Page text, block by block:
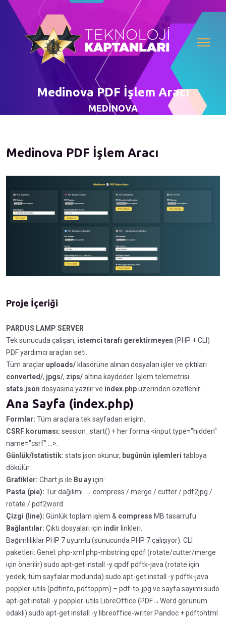
Medinova PDF İşlem Aracı
MEDİNOVA
Medinova PDF İşlem Aracı
Proje İçeriği
PARDUS LAMP SERVER
Tek sunucuda çalışan, istemci tarafı gerektirmeyen (PHP + CLI)
PDF yardımcı araçları seti.
Tüm araçlar uploads/ klasörüne alınan dosyaları işler ve çıktıları
converted/, jpgs/, zips/altına kaydeder. İşlem telemetrisi
stats.json dosyasına yazılır ve index.phpüzerinden özetlenir.
Ana Sayfa (index.php)
Formlar: Tüm araçlara tek sayfadan erişim.
CSRF koruması: session_start() + her forma <input type="hidden"
name="csrf" ...>.
Günlük/İstatistik: stats.json okunur, bugünün işlemleri tabloya
dökülür.
Grafikler: Chart.js ile Bu ayiçin:
Pasta (pie): Tür dağılımı → compress / merge / cutter / pdf2jpg /
rotate / pdf2word
Çizgi (line): Günlük toplam işlem & compress MB tasarrufu
Bağlantılar: Çıktı dosyaları için indir linkleri.
Bağımlılıklar PHP 7 uyumlu (sunucunda PHP 7 çalışıyor). CLI
paketleri: Genel: php-xml php-mbstring qpdf (rotate/cutter/merge
için önerilir) sudo apt-get install -y qpdf pdftk-java (rotate için
yedek, tüm sayfalar modunda) sudo apt-get install -y pdftk-java
poppler-utils (pdfinfo, pdftoppm) – pdf-to-jpg ve sayfa sayımı sudo
apt-get install -y poppler-utils LibreOffice (PDF→Word görünüm
odaklı) sudo apt-get install -y libreoffice-writer Pandoc + pdftohtml